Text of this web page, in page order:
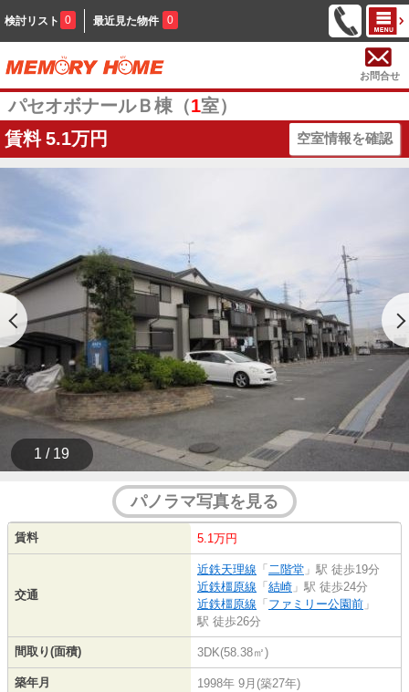
検討リスト 0 最近見た物件 0
お問合せ
パセオボナールＢ棟（1室）
賃料 5.1万円 空室情報を確認
1 / 19
パノラマ写真を見る
賃料 5.1万円
交通
近鉄天理線 「 二階堂 」駅 徒歩19分
近鉄橿原線 「 結崎 」駅 徒歩24分
近鉄橿原線 「 ファミリー公園前 」
駅 徒歩26分
間取り(面積) 3DK(58.38㎡)
築年月 1998年 9月(築27年)